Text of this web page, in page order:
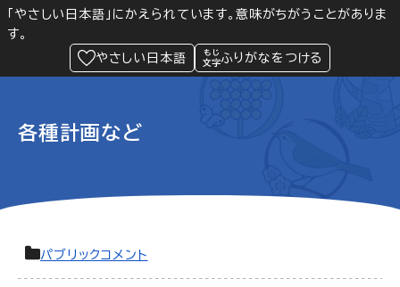
「やさしい日本語」にかえられています。意味がちがうことがありま
す。
やさしい日本語
ふりがなをつける
Language 閲覧支援
緊急情報
各種計画など
パブリックコメント